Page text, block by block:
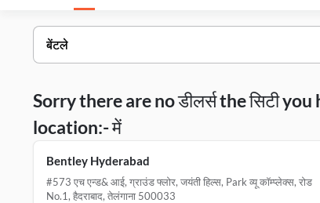
Sorry there are no डीलर्स the सिटी
location:- में
Bentley Hyderabad
#573 एच एन्ड& आई, ग्राउंड फ्लोर, जयंती हिल्स, Park व्यू कॉम्प्लेक्स, रोड
No.1, हैदराबाद, तेलंगाना 500033